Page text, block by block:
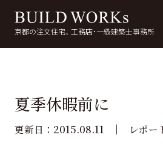
京都の注文住宅。工務店・一級建築士事務所
夏季休暇前に
更新日： 2015.08.11 レポー